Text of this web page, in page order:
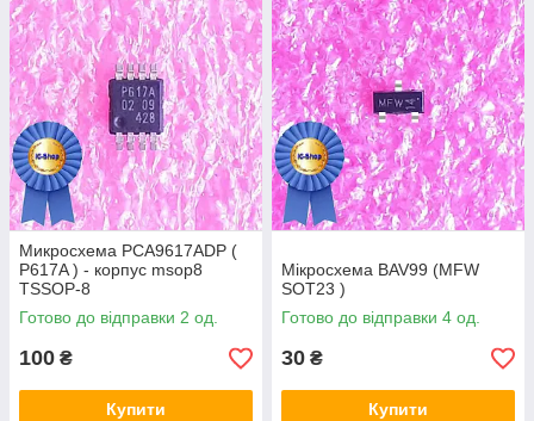
Микросхема PCA9617ADP (
P617A ) - корпус msop8
TSSOP-8
Готово до відправки 2 од.
100 ₴
Купити
Мікросхема BAV99 (MFW
SOT23 )
Готово до відправки 4 од.
30 ₴
Купити